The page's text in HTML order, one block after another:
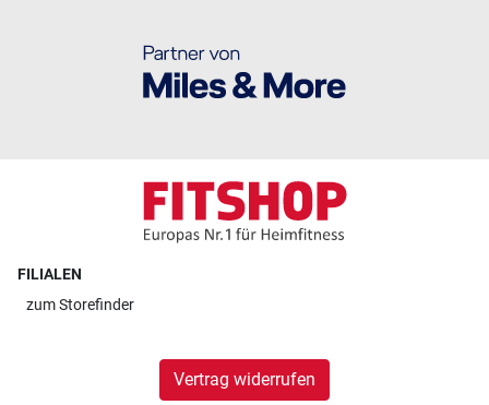
FILIALEN
zumStorefinder
Vertrag widerrufen